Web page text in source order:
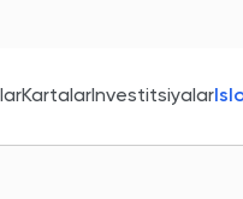
KartalarInvestitsiyalar